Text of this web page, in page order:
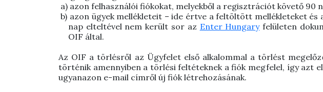
a) azon felhasználói fiókokat, melyekből a regisztrációt követő 90
b) azon ügyek mellékleteit – ide értve a feltöltött mellékleteket és
nap elteltével nem került sor az Enter Hungaryfelületen
OIF által.
Az OIF a törlésről az Ügyfelet első alkalommal a törlést
történik amennyiben a törlési feltéteknek a fiók megfelel, így azt
ugyanazon e-mail címről új fiók létrehozásának.